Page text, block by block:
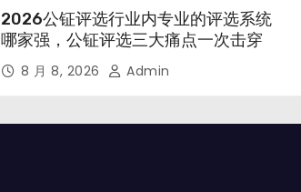
2026公钲评选行业内专业的评选系统
哪家强，公钲评选三大痛点一次击穿
8 月 8, 2026 Admin